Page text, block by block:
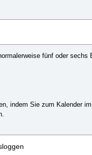
fünf oder sechs
indem Sie zum Kalender